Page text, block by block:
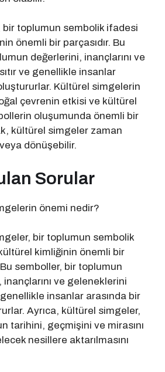
bir toplumun sembolik ifadesi
önemli bir parçasıdır. Bu
değerlerini, inançlarını ve
ve genellikle insanlar
Kültürel simgelerin
çevrenin etkisi ve kültürel
oluşumunda önemli bir
kültürel simgeler zaman
dönüşebilir.
Sorular
önemi nedir?
bir toplumun sembolik
kimliğinin önemli bir
Bu semboller, bir toplumun
ve geleneklerini
genellikle insanlar arasında bir
Ayrıca, kültürel simgeler,
tarihini, geçmişini ve mirasını
nesillere aktarılmasını